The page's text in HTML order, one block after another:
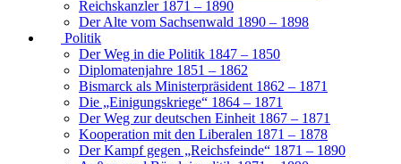
Reichskanzler 1871 – 1890
Der Alte vom Sachsenwald 1890 – 1898
Politik
Der Weg in die Politik 1847 – 1850
Diplomatenjahre 1851 – 1862
Bismarck als Ministerpräsident 1862 – 1871
Die „Einigungskriege“ 1864 – 1871
Der Weg zur deutschen Einheit 1867 – 1871
Kooperation mit den Liberalen 1871 – 1878
Der Kampf gegen „Reichsfeinde“ 1871 – 1890